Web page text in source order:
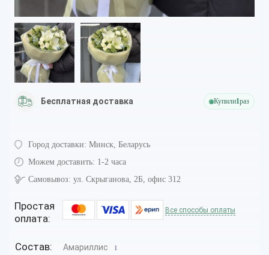
Бесплатная доставка Купили1раз
Город доставки: Минск, Беларусь
Можем доставить: 1-2 часа
Самовывоз: ул. Скрыганова, 2Б, офис 312
Простая
оплата:
Все способы оплаты
Состав: Амариллис 1